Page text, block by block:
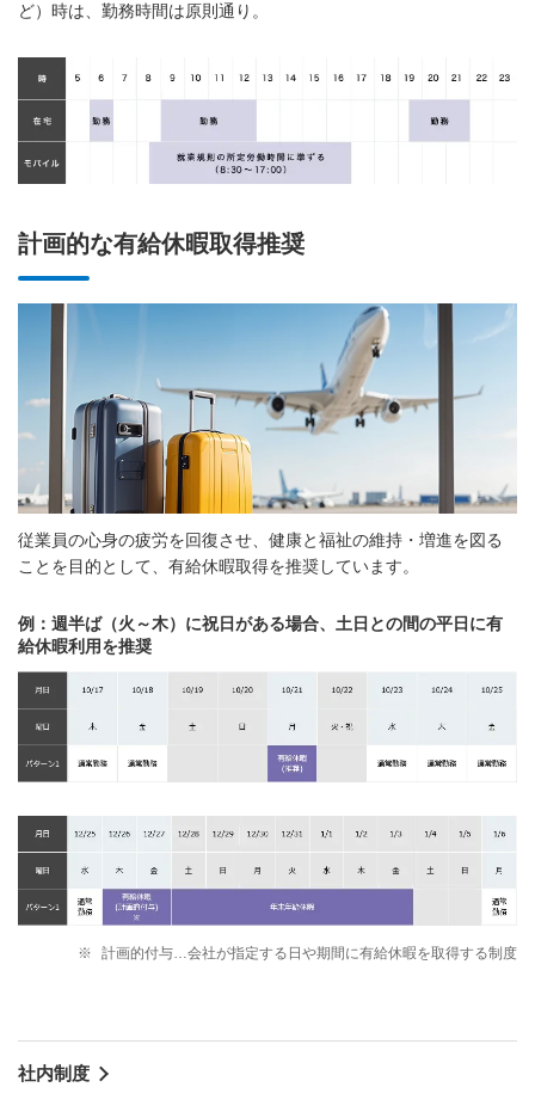
ど）時は、勤務時間は原則通り。
計画的な有給休暇取得推奨
従業員の心身の疲労を回復させ、健康と福祉の維持・増進を図る
ことを目的として、有給休暇取得を推奨しています。
例：週半ば（火～木）に祝日がある場合、土日との間の平日に有
給休暇利用を推奨
※ 計画的付与…会社が指定する日や期間に有給休暇を取得する制度
社内制度